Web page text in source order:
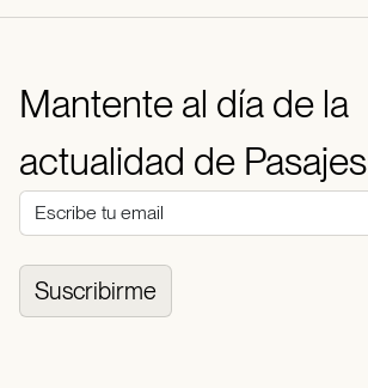
Mantente al día de la
actualidad de Pasajes
Suscribirme